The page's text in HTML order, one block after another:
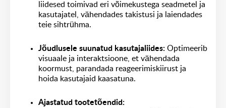
liidesed toimivad eri võimekustega seadmetel ja
kasutajatel, vähendades takistusi ja laiendades
teie sihtrühma.
Jõudlusele suunatud kasutajaliides: Optimeerib
visuaale ja interaktsioone, et vähendada
koormust, parandada reageerimiskiirust ja
hoida kasutajaid kaasatuna.